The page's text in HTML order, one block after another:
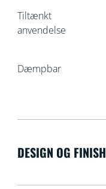
Tiltænkt
anvendelse
Dæmpbar
DESIGN OG FINISH